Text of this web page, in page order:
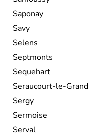
Saponay
Savy
Selens
Septmonts
Sequehart
Seraucourt-le-Grand
Sergy
Sermoise
Serval